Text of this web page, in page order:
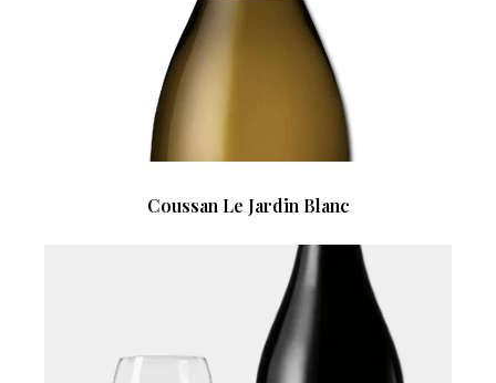
Coussan Le Jardin Blanc